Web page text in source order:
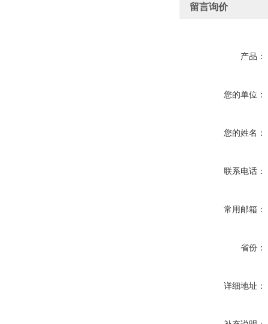
留言询价
产品：
您的单位：
您的姓名：
联系电话：
常用邮箱：
省份：
详细地址：